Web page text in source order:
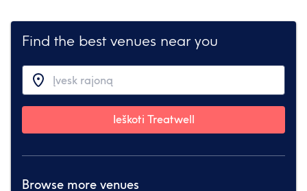
Find the best venues near you
Ieškoti Treatwell
Browse more venues